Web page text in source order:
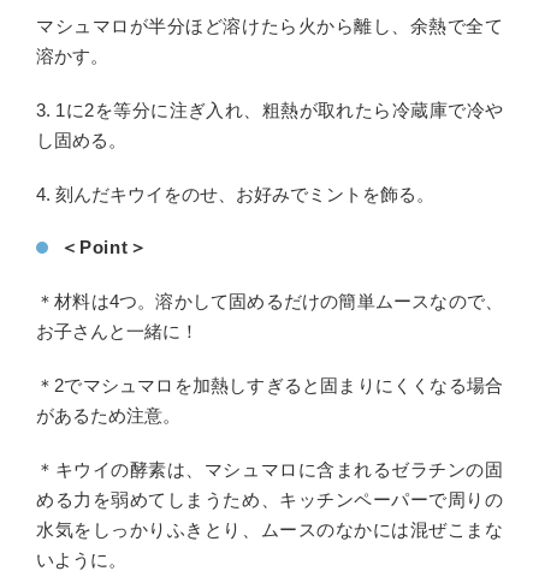
マシュマロが半分ほど溶けたら火から離し、余熱で全て
溶かす。
3. 1に2を等分に注ぎ入れ、粗熱が取れたら冷蔵庫で冷や
し固める。
4. 刻んだキウイをのせ、お好みでミントを飾る。
＜Point＞
＊材料は4つ。溶かして固めるだけの簡単ムースなので、
お子さんと一緒に！
＊2でマシュマロを加熱しすぎると固まりにくくなる場合
があるため注意。
＊キウイの酵素は、マシュマロに含まれるゼラチンの固
める力を弱めてしまうため、キッチンペーパーで周りの
水気をしっかりふきとり、ムースのなかには混ぜこまな
いように。